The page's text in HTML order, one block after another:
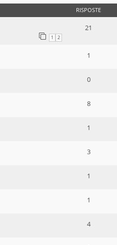
RISPOSTE
1 2
21
1
0
8
1
3
1
1
4